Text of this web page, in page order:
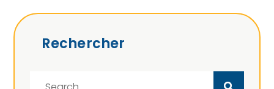
Rechercher